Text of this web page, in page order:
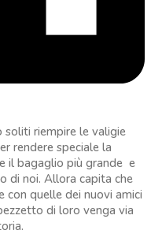
soliti riempire le valigie
rendere speciale la
il bagaglio più grande e
di noi. Allora capita che
con quelle dei nuovi amici
di loro venga via